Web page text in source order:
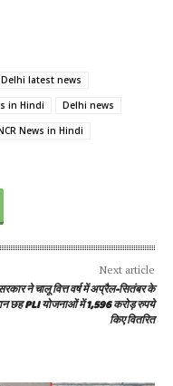
Delhi latest news
in Hindi
Delhi news
News in Hindi
Next article
ने चालू वित्त वर्ष में अप्रैल-सितंबर के
छह PLI योजनाओं में 1,596 करोड़ रुपये
किए वितरित